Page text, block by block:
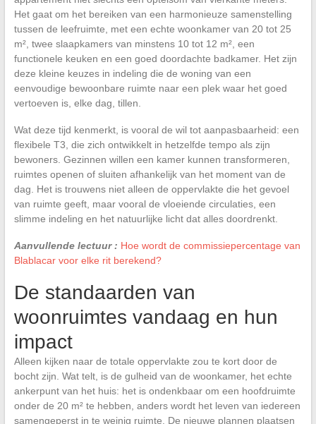
Het gaat om het bereiken van een harmonieuze samenstelling
tussen de leefruimte, met een echte woonkamer van 20 tot 25
m², twee slaapkamers van minstens 10 tot 12 m², een
functionele keuken en een goed doordachte badkamer. Het zijn
deze kleine keuzes in indeling die de woning van een
eenvoudige bewoonbare ruimte naar een plek waar het goed
vertoeven is, elke dag, tillen.
Wat deze tijd kenmerkt, is vooral de wil tot aanpasbaarheid: een
flexibele T3, die zich ontwikkelt in hetzelfde tempo als zijn
bewoners. Gezinnen willen een kamer kunnen transformeren,
ruimtes openen of sluiten afhankelijk van het moment van de
dag. Het is trouwens niet alleen de oppervlakte die het gevoel
van ruimte geeft, maar vooral de vloeiende circulaties, een
slimme indeling en het natuurlijke licht dat alles doordrenkt.
Aanvullende lectuur : Hoe wordt de commissiepercentage van
Blablacar voor elke rit berekend?
De standaarden van
woonruimtes vandaag en hun
impact
Alleen kijken naar de totale oppervlakte zou te kort door de
bocht zijn. Wat telt, is de gulheid van de woonkamer, het echte
ankerpunt van het huis: het is ondenkbaar om een hoofdruimte
onder de 20 m² te hebben, anders wordt het leven van iedereen
samengeperst in te weinig ruimte. De nieuwe plannen plaatsen